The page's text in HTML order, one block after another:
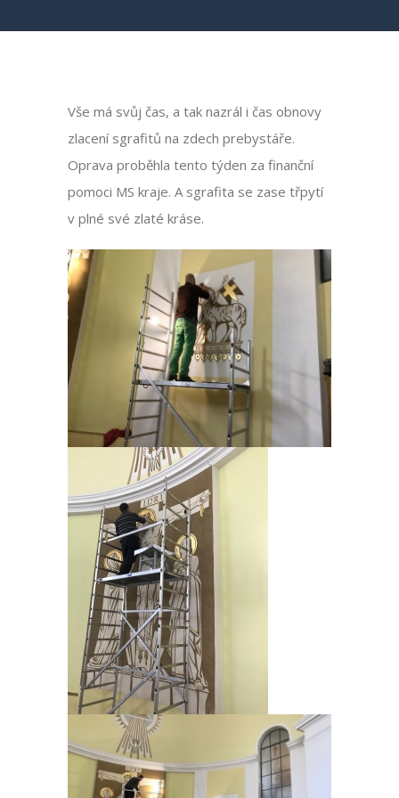
Vše má svůj čas, a tak nazrál i čas obnovy
zlacení sgrafitů na zdech prebystáře.
Oprava proběhla tento týden za finanční
pomoci MS kraje. A sgrafita se zase třpytí
v plné své zlaté kráse.